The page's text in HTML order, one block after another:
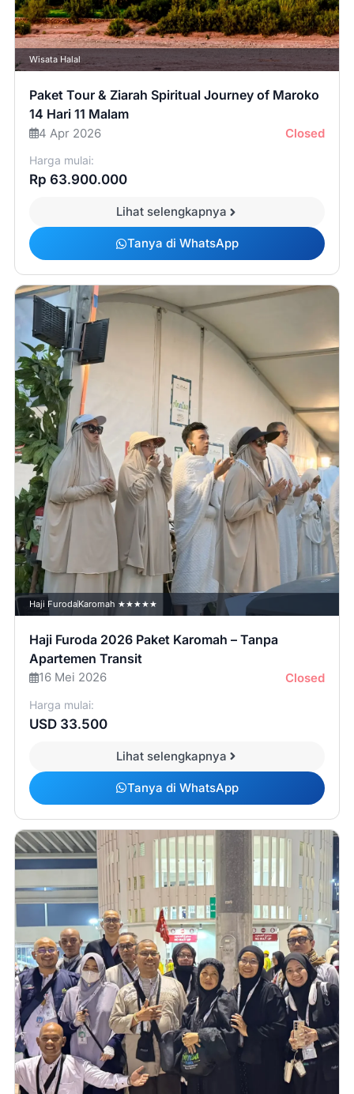
Wisata Halal
Paket Tour & Ziarah Spiritual Journey of Maroko
14 Hari 11 Malam
4 Apr 2026 Closed
Harga mulai:
Rp 63.900.000
Lihat selengkapnya
Tanya di WhatsApp
Haji FurodaKaromah ★★★★★
Haji Furoda 2026 Paket Karomah – Tanpa
Apartemen Transit
16 Mei 2026 Closed
Harga mulai:
USD 33.500
Lihat selengkapnya
Tanya di WhatsApp